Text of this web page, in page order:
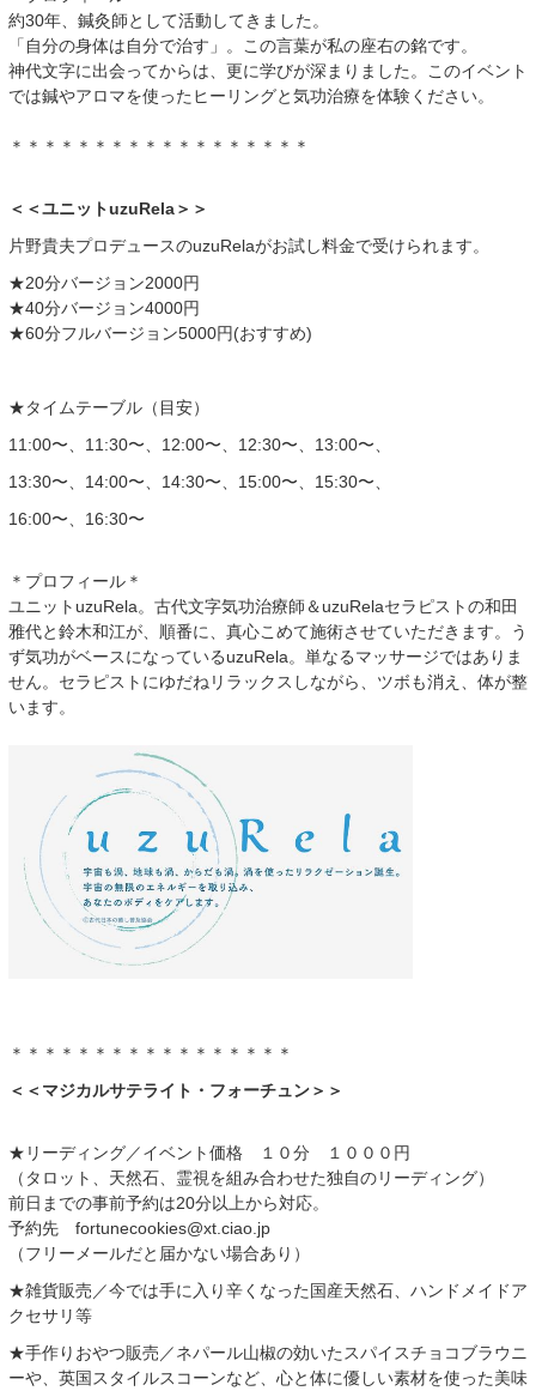
約30年、鍼灸師として活動してきました。
「自分の身体は自分で治す」。この言葉が私の座右の銘です。
神代文字に出会ってからは、更に学びが深まりました。このイベント
では鍼やアロマを使ったヒーリングと気功治療を体験ください。
＊＊＊＊＊＊＊＊＊＊＊＊＊＊＊＊＊＊
＜＜ユニットuzuRela＞＞
片野貴夫プロデュースのuzuRelaがお試し料金で受けられます。
★20分バージョン2000円
★40分バージョン4000円
★60分フルバージョン5000円(おすすめ)
★タイムテーブル（目安）
11:00〜、11:30〜、12:00〜、12:30〜、13:00〜、
13:30〜、14:00〜、14:30〜、15:00〜、15:30〜、
16:00〜、16:30〜
＊プロフィール＊
ユニットuzuRela。古代文字気功治療師＆uzuRelaセラピストの和田
雅代と鈴木和江が、順番に、真心こめて施術させていただきます。う
ず気功がベースになっているuzuRela。単なるマッサージではありま
せん。セラピストにゆだねリラックスしながら、ツボも消え、体が整
います。
＊＊＊＊＊＊＊＊＊＊＊＊＊＊＊＊＊
＜＜マジカルサテライト・フォーチュン＞＞
★リーディング／イベント価格 １０分 １０００円
（タロット、天然石、霊視を組み合わせた独自のリーディング）
前日までの事前予約は20分以上から対応。
予約先 fortunecookies@xt.ciao.jp
（フリーメールだと届かない場合あり）
★雑貨販売／今では手に入り辛くなった国産天然石、ハンドメイドア
クセサリ等
★手作りおやつ販売／ネパール山椒の効いたスパイスチョコブラウニ
ーや、英国スタイルスコーンなど、心と体に優しい素材を使った美味